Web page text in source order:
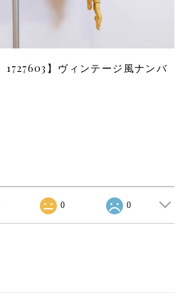
1727603】ヴィンテージ風ナンバ
0 0